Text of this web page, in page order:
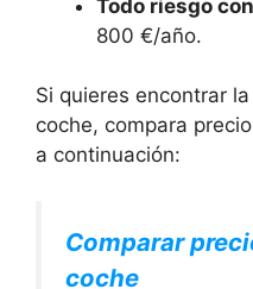
Todo riesgo
800 €/año.
Si quieres encontrar
coche, compara
a continuación:
Comparar
coche